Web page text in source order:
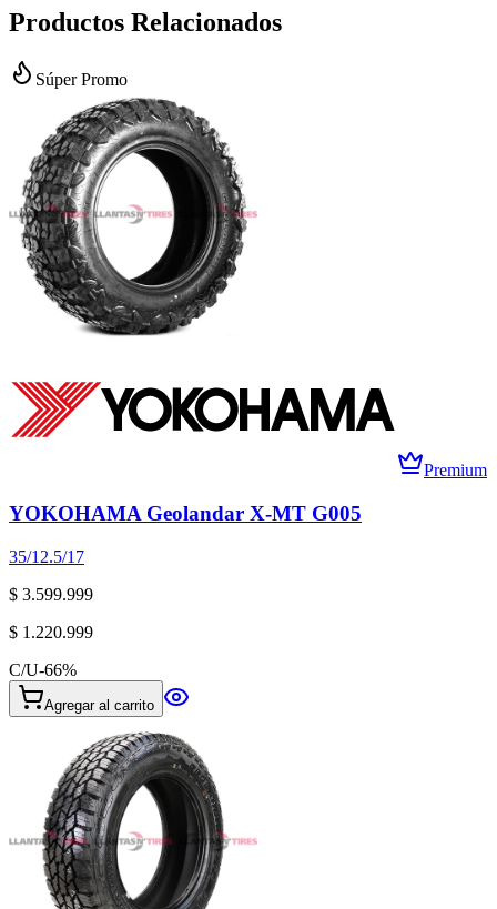
Productos Relacionados
Súper Promo
Premium
YOKOHAMA Geolandar X-MT G005
35/12.5/17
$ 3.599.999
$ 1.220.999
C/U-66%
Agregar al carrito